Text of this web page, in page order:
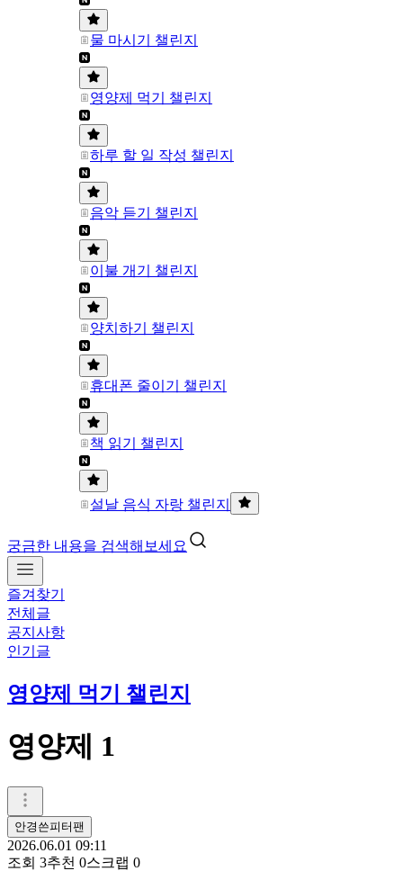
물 마시기 챌린지
영양제 먹기 챌린지
하루 할 일 작성 챌린지
음악 듣기 챌린지
이불 개기 챌린지
양치하기 챌린지
휴대폰 줄이기 챌린지
책 읽기 챌린지
설날 음식 자랑 챌린지
궁금한 내용을 검색해보세요
즐겨찾기
전체글
공지사항
인기글
영양제 먹기 챌린지
영양제 1
안경쓴피터팬
2026.06.01 09:11
조회 3추천 0스크랩 0